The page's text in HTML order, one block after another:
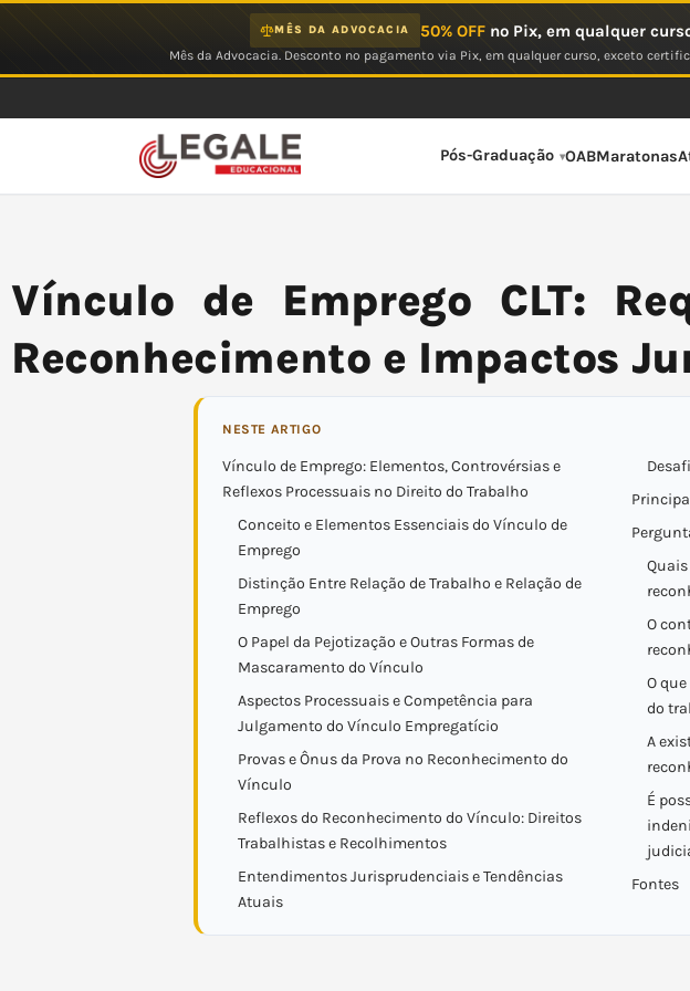
MÊS DA ADVOCACIA 50% OFFno Pix, em qualquer
Mês da Advocacia. Desconto no pagamento via Pix, em qualquer curso, exceto
Pós-Graduação OABMaratonas
Vínculo de Emprego CLT:
Reconhecimento e Impactos
NESTE ARTIGO
Vínculo de Emprego: Elementos, Controvérsias e
Reflexos Processuais no Direito do Trabalho
Conceito e Elementos Essenciais do Vínculo de
Emprego
Distinção Entre Relação de Trabalho e Relação de
Emprego
O Papel da Pejotização e Outras Formas de
Mascaramento do Vínculo
Aspectos Processuais e Competência para
Julgamento do Vínculo Empregatício
Provas e Ônus da Prova no Reconhecimento do
Vínculo
Reflexos do Reconhecimento do Vínculo: Direitos
Trabalhistas e Recolhimentos
Entendimentos Jurisprudenciais e Tendências
Atuais
O
O
do
A
É
Fontes